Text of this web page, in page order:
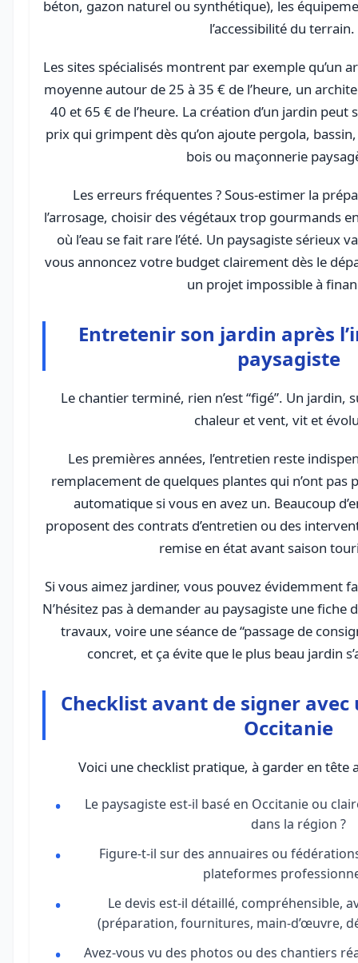
béton, gazon naturel ou synthétique), les
l’accessibilité du terrain.
Les sites spécialisés montrent par exemple qu’un
moyenne autour de 25 à 35 € de l’heure, un
40 et 65 € de l’heure. La création d’un jardin peut
prix qui grimpent dès qu’on ajoute pergola,
bois ou maçonnerie
Les erreurs fréquentes ? Sous-estimer la
l’arrosage, choisir des végétaux trop gourmands
où l’eau se fait rare l’été. Un paysagiste sérieux
vous annoncez votre budget clairement dès le
un projet impossible à
Entretenir son jardin après
paysagiste
Le chantier terminé, rien n’est “figé”. Un jardin,
chaleur et vent, vit et
Les premières années, l’entretien reste
remplacement de quelques plantes qui n’ont pas
automatique si vous en avez un. Beaucoup
proposent des contrats d’entretien ou des
remise en état avant saison
Si vous aimez jardiner, vous pouvez évidemment
N’hésitez pas à demander au paysagiste une fiche
travaux, voire une séance de “passage de
concret, et ça évite que le plus beau jardin
Checklist avant de signer
Occitanie
Voici une checklist pratique, à garder en tête
Le paysagiste est-il basé en Occitanie ou
dans la région ?
Figure-t-il sur des annuaires ou fédérations
plateformes
Le devis est-il détaillé, compréhensible,
(préparation, fournitures, main-d’œuvre,
Avez-vous vu des photos ou des chantiers